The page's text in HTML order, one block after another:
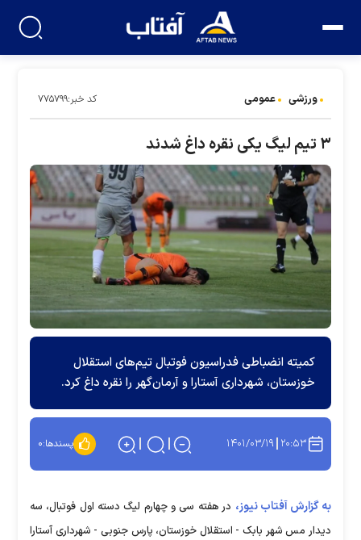
ورزشی عمومی کد خبر:۷۷۵۷۹۹
۳ تیم لیگ یکی نقره داغ شدند
کمیته انضباطی فدراسیون فوتبال تیم‌های استقلال
خوزستان، شهرداری آستارا و آرمان‌گهر را نقره داغ کرد.
۲۰:۵۳ ۱۴۰۱/۰۳/۱۹ پسندها:۰
به گزارش آفتاب نیوز، در هفته سی و چهارم لیگ دسته اول فوتبال، سه
دیدار مس شهر بابک - استقلال خوزستان، پارس جنوبی - شهرداری آستارا